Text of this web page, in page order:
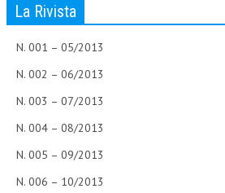
MATERIALE DIDATTICO
INVITI E PROMOZIONI
La Rivista
N. 001 – 05/2013
N. 002 – 06/2013
N. 003 – 07/2013
N. 004 – 08/2013
N. 005 – 09/2013
N. 006 – 10/2013